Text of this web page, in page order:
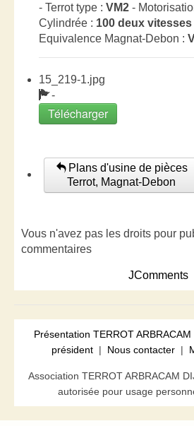
- Terrot type : VM2 -
Cylindrée : 100 deux vitesses
Equivalence Magnat-Debon :
15_219-1.jpg
-
Télécharger
Plans d'usine de pièces
Terrot, Magnat-Debon
Vous n'avez pas les droits pour
commentaires
JComments
Présentation TERROT ARBRACAM
président | Nous contacter |
Association TERROT ARBRACAM
autorisée pour usage